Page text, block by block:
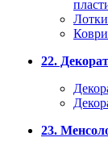
22.
23.